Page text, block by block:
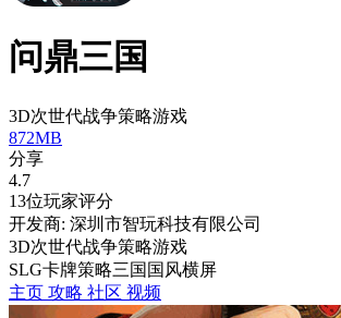
问鼎三国
3D次世代战争策略游戏
872MB
分享
4.7
13位玩家评分
开发商: 深圳市智玩科技有限公司
3D次世代战争策略游戏
SLG卡牌策略三国 国风横屏
主页 攻略 社区 视频